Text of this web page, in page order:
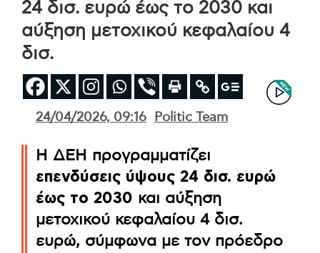
24 δισ. ευρώ έως το 2030 και
αύξηση μετοχικού κεφαλαίου 4
δισ.
24/04/2026, 09:16 Politic Team
Η ΔΕΗ προγραμματίζει
επενδύσεις ύψους 24 δισ. ευρώ
έως το 2030 και αύξηση
μετοχικού κεφαλαίου 4 δισ.
ευρώ, σύμφωνα με τον πρόεδρο